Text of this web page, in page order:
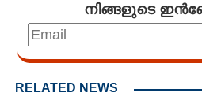
നിങ്ങളുടെ
RELATED NEWS